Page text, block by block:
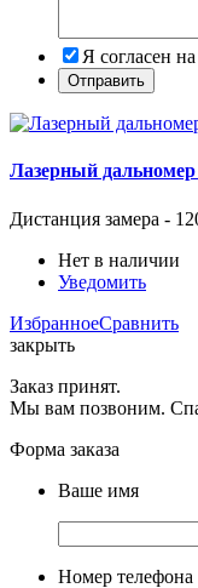
Я согласен
Лазерный
Дистанция замера -
Нет в наличии
Уведомить
ИзбранноеСравнить
закрыть
Заказ принят.
Мы вам позвоним.
Форма заказа
Ваше имя
Номер телефона